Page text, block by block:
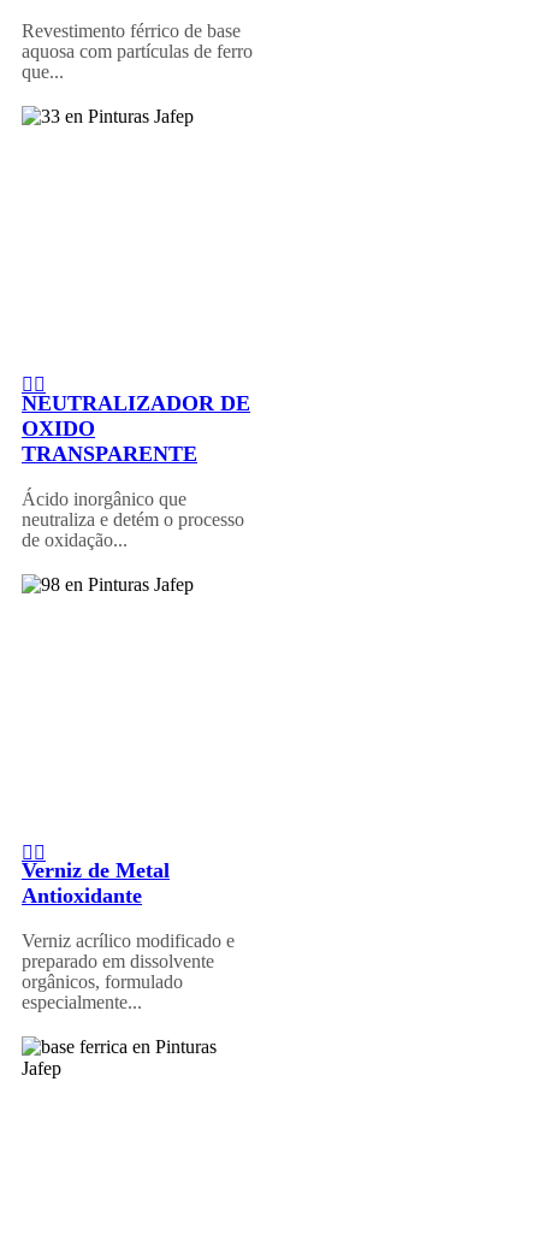
Revestimento férrico de base
aquosa com partículas de ferro
que...
NEUTRALIZADOR DE
OXIDO
TRANSPARENTE
Ácido inorgânico que
neutraliza e detém o processo
de oxidação...
Verniz de Metal
Antioxidante
Verniz acrílico modificado e
preparado em dissolvente
orgânicos, formulado
especialmente...